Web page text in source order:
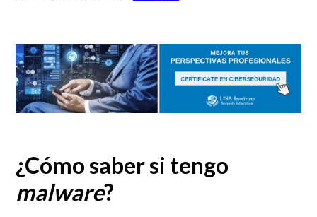
¿Cómo saber si tengo
malware?